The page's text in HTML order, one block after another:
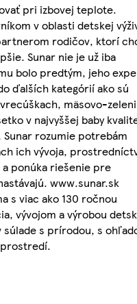
pri izbovej teplote.
v oblasti detskej
rodičov, ktorí
Sunar nie je už iba
bolo predtým, jeho
ďalších kategórií ako sú
mäsovo-
v najvyššej baby
rozumie potrebám
ich vývoja,
ponúka riešenie pre
www.sunar.sk
s viac ako 130 ročnou
vývojom a výrobou
súlade s prírodou, s